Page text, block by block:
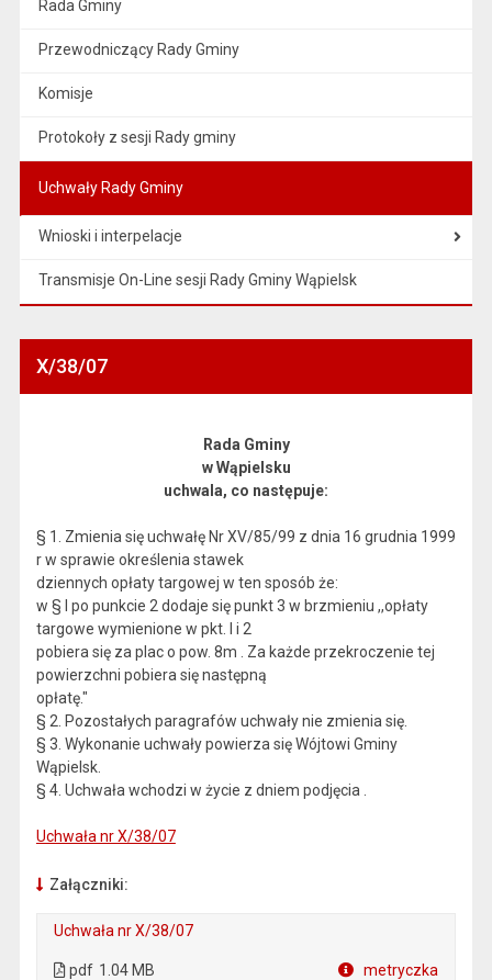
Rada Gminy
Przewodniczący Rady Gminy
Komisje
Protokoły z sesji Rady gminy
Uchwały Rady Gminy
Wnioski i interpelacje
Transmisje On-Line sesji Rady Gminy Wąpielsk
X/38/07
Rada Gminy
w Wąpielsku
uchwala, co następuje:
§ 1. Zmienia się uchwałę Nr XV/85/99 z dnia 16 grudnia 1999
r w sprawie określenia stawek
dziennych opłaty targowej w ten sposób że:
w § l po punkcie 2 dodaje się punkt 3 w brzmieniu ,,opłaty
targowe wymienione w pkt. l i 2
pobiera się za plac o pow. 8m . Za każde przekroczenie tej
powierzchni pobiera się następną
opłatę."
§ 2. Pozostałych paragrafów uchwały nie zmienia się.
§ 3. Wykonanie uchwały powierza się Wójtowi Gminy
Wąpielsk.
§ 4. Uchwała wchodzi w życie z dniem podjęcia .
Uchwała nr X/38/07
Załączniki:
Uchwała nr X/38/07
pdf 1.04 MB metryczka